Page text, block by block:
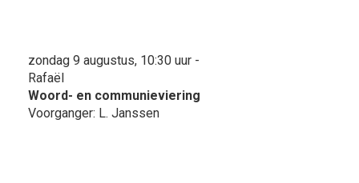
zondag 9 augustus, 10:30 uur -
Rafaël
Woord- en communieviering
Voorganger: L. Janssen